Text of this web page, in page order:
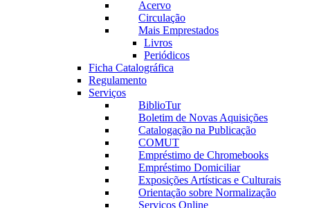
Acervo
Circulação
Mais Emprestados
Livros
Periódicos
Ficha Catalográfica
Regulamento
Serviços
BiblioTur
Boletim de Novas Aquisições
Catalogação na Publicação
COMUT
Empréstimo de Chromebooks
Empréstimo Domiciliar
Exposições Artísticas e Culturais
Orientação sobre Normalização
Serviços Online